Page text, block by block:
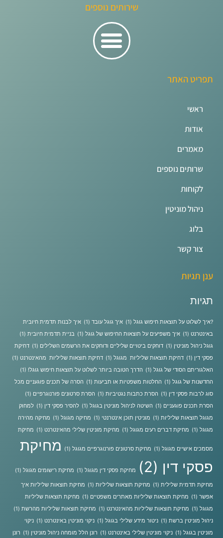
שירותים נוספים
תפריט האתר
ראשי
אודות
מאמרים
שרותים נוספים
לקוחות
ניהול מוניטין
בלוג
צור קשר
ענן תגיות
תגיות
?איך לשלוט על תוצאות חיפוש גוגל (1) איך גוגל עובד (1)
איך לבנות תדמית חיובית
באינטרנט (1) איך משפיעים על תוצאות החיפוש של גוגל (1) בניית תדמית חיובית (1)
גוגל ניהול מוניטין (1) דוחקים ביטויים שליליים ודוחקים את הרשמים השלילים (1)
דחיקת
פסקי דין (1) דחיקת תוצאות שליליות מגוגל (1) דחיקת תוצאות שליליות מהאינטרנט (1)
האלגוריתם הסודי של גוגל (1) הדרך הטובה ביותר לשלוט על תוצאות חיפוש גוגל! (1)
החדשנות של גוגל (1) החלטות משפטיות או תביעות (1)
הסרה של תכנים פוגעניים מכל
סוג לרבות פסקי דין (1) הסרת כתבות נגטיביות (1) הסרת סרטונים פורנוגרפיים (1)
הסרת תכנים פוגעניים (1) השיטה לניהול מוניטין בגוגל (1) להסיר פסקי דין (1)
למחוק
מגוגל תוצאות שליליות (1) מוניטין תוכן אינטרנטי (1) מחיקה מגוגל (1)
מחיקה מהירה
מגוגל (1) מחיקת דברים רעים מגוגל (1) מחיקת מוניטין שלילי מהאינטרנט (1) מחיקת
מסמכים אישיים מגוגל (1) מחיקת סרטונים פורנוגרפיים מגוגל (1)
מחיקת
פסקי דין (2) מחיקת פסקי דין מגוגל (1) מחיקת רישומים מגוגל (1)
מחיקת תדמית שלילית (1) מחיקת תוצאות שליליות (1)
מחיקת תוצאות שליליות איך
אפשר (1) מחיקת תוצאות שליליות מאתרים משפטיים (1)
מחיקת תוצאות שליליות
מגוגל (1) מחיקת תוצאות שליליות מהאינטרנט (1) מחיקת תוצאות שליליות מהרשת (1)
ניהול מוניטין ברשת (1) ניטור מידע שלילי בגוגל (1) ניקוי מוניטין באינטרנט (1)
ניקוי
מוניטין בגוגל (1) ניקוי מוניטין שלילי באינטרנט (1) רונן הלל מומחה ניהול מוניטין (1)
רונן